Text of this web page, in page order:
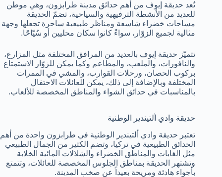
تُعد حديقة إيوف من أهم حدائق مدينة طرابزون، وهي موطن
للعديد من الأنشطة الترفيهية والسياحية، تضمّ الحديقة
مساحات خضراء شاسعة ومناظر طبيعية ساحرة تجعلها وجهة
مثالية لجميع الزوّار، سواءً كانوا سكان محليين أو سُيّاحًا.
تتميّز حديقة إيوف بالعديد من المرافق المختلفة مثل المزارع،
والنافورات، والملعب، والمطاعم وكما يمكن للزوّار الاستمتاع
بركوب الحصان، ورحلات القوارب، والمشي في الممرات
المختلفة وبالإضافة إلى ذلك، يمكن للعائلات الاحتفال
بالمناسبات في حدائق الشواء والمناطق المخصصة للألعاب.
حديقة وادي ألتيندير الوطنية
تعتبر حديقة وادي ألتيندير الوطنية في طرابزون واحدة من أهم
الحدائق الطبيعية في تركيا، وتضم الكثير من الجمال الطبيعي
مثل الغابات والمناطق الخضراء والشلالات المائية الخلابة
وتشتهر الحديقة بمناطق الجلوس المخصصة للعائلات، وتتمتع
بأجواء هادئة ومريحة بعيداً عن صخب المدينة.